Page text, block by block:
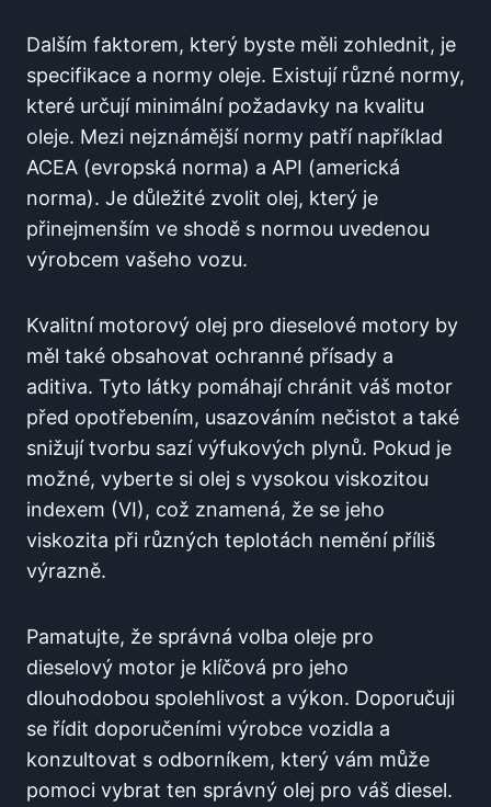
Dalším faktorem, který byste měli zohlednit, je
specifikace a normy oleje. Existují různé normy,
které určují minimální požadavky na kvalitu
oleje. Mezi nejznámější normy patří například
ACEA (evropská norma) a API (americká
norma). Je důležité zvolit olej, který je
přinejmenším ve shodě s normou uvedenou
výrobcem vašeho vozu.
Kvalitní motorový olej pro dieselové motory by
měl také obsahovat ochranné přísady a
aditiva. Tyto látky pomáhají chránit váš motor
před opotřebením, usazováním nečistot a také
snižují tvorbu sazí výfukových plynů. Pokud je
možné, vyberte si olej s vysokou viskozitou
indexem (VI), což znamená, že se jeho
viskozita při různých teplotách nemění příliš
výrazně.
Pamatujte, že správná volba oleje pro
dieselový motor je klíčová pro jeho
dlouhodobou spolehlivost a výkon. Doporučuji
se řídit doporučeními výrobce vozidla a
konzultovat s odborníkem, který vám může
pomoci vybrat ten správný olej pro váš diesel.